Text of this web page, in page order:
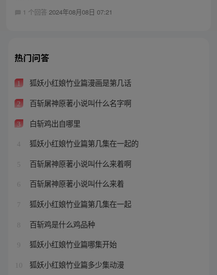
1 个回答 2024年08月08日 07:21
热门问答
1 狐妖小红娘竹业篇漫画是第几话
2 百斩屠神原著小说叫什么名字啊
3 白斩鸡出自哪里
4 狐妖小红娘竹业篇第几集在一起的
5 百斩屠神原著小说叫什么来着啊
6 百斩屠神原著小说叫什么来着
7 狐妖小红娘竹业篇第几集在一起
8 百斩鸡是什么鸡品种
9 狐妖小红娘竹业篇哪集开始
10 狐妖小红娘竹业篇多少集动漫